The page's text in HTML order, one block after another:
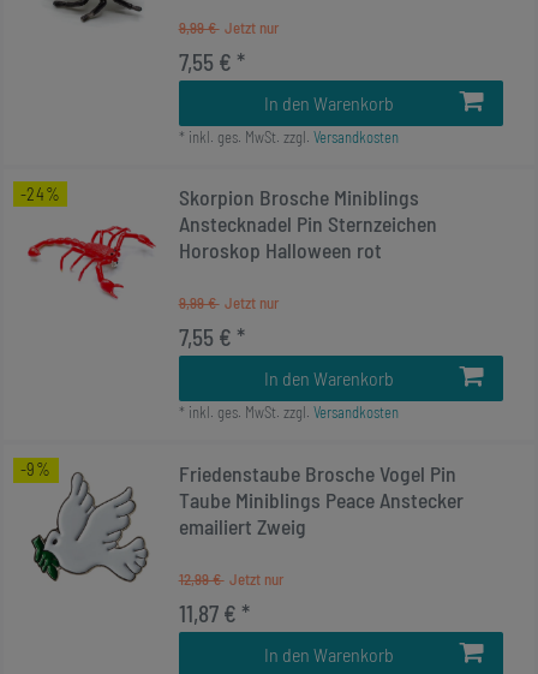
9,99 €
7,55 € *
In den Warenkorb
* inkl. ges. MwSt. zzgl. Versandkosten
-24%
Skorpion Brosche Miniblings
Anstecknadel Pin Sternzeichen
Horoskop Halloween rot
9,99 €
7,55 € *
In den Warenkorb
* inkl. ges. MwSt. zzgl. Versandkosten
-9%
Friedenstaube Brosche Vogel Pin
Taube Miniblings Peace Anstecker
emailiert Zweig
12,99 €
11,87 € *
In den Warenkorb